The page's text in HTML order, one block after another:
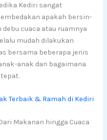
Kediri sangat
apakah bersin-
cuaca atau ruamnya
mudah dilakukan
bersama beberapa jenis
anak dan bagaimana
Terbaik & Ramah di Kediri
Makanan hingga Cuaca